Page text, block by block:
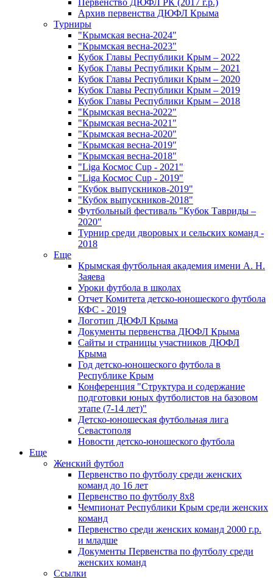
Первенство ДЮФЛ РК (2017 г.р.)
Архив первенства ДЮФЛ Крыма
Турниры
"Крымская весна-2024"
"Крымская весна-2023"
Кубок Главы Республики Крым – 2022
Кубок Главы Республики Крым – 2021
Кубок Главы Республики Крым – 2020
Кубок Главы Республики Крым – 2019
Кубок Главы Республики Крым – 2018
"Крымская весна-2022"
"Крымская весна-2021"
"Крымская весна-2020"
"Крымская весна-2019"
"Крымская весна-2018"
"Liga Космос Cup - 2021"
"Liga Космос Cup - 2019"
"Кубок выпускников-2019"
"Кубок выпускников-2018"
Футбольный фестиваль "Кубок Тавриды –
2020"
Турнир среди дворовых и сельских команд -
2018
Еще
Крымская футбольная академия имени А. Н.
Заяева
Уроки футбола в школах
Отчет Комитета детско-юношеского футбола
КФС - 2019
Логотип ДЮФЛ Крыма
Документы первенства ДЮФЛ Крыма
Сайты и страницы участников ДЮФЛ
Крыма
Год детско-юношеского футбола в
Республике Крым
Конференция "Структура и содержание
подготовки юных футболистов на базовом
этапе (7-14 лет)"
Детско-юношеская футбольная лига
Севастополя
Новости детско-юношеского футбола
Еще
Женский футбол
Первенство по футболу среди женских
команд до 16 лет
Первенство по футболу 8х8
Чемпионат Республики Крым среди женских
команд
Первенство среди женских команд 2000 г.р.
и младше
Документы Первенства по футболу среди
женских команд
Ссылки